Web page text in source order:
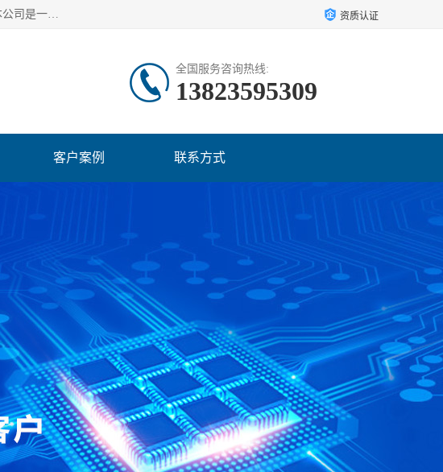
深圳市巨欣通讯技术有限公司是应用领域有：智能硬件Lora产品方案开发、智慧养老GPS定位心率血压产品开发等。本公司是一家民营高新技术企业、行业成员之一的智能硬件方案提供商，公司致力于为智能物联领域提供硬件解决方案。公司可满足不同类型客户采购需要，巨欣通讯切身体会客户对服务及时性的要求，建立了完善的售后服务系统，运用先进的互联网工具为客户提供及时、周到的服务！ 资质认证
全国服务咨询热线:
13823595309
客户案例 联系方式